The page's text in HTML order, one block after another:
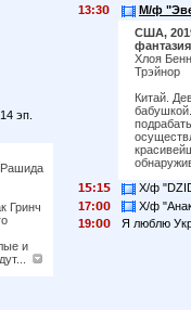
эп.
Рашида
Гринч
и
13:3
М/ф
США,
фантазия
Хлоя
Трэйнор
Китай.
1
:1
Х/ф
17:
Х/ф
19:
Я люблю